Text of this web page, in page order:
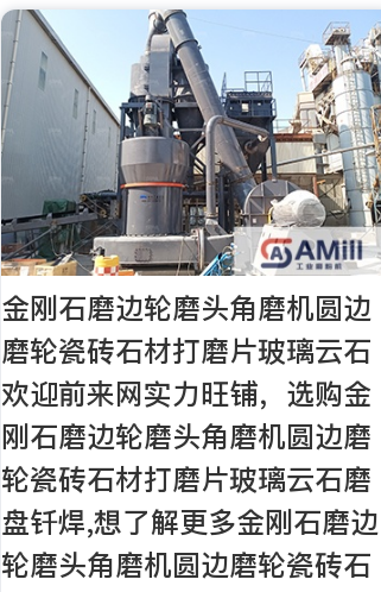
金刚石磨边轮磨头角磨机圆边
磨轮瓷砖石材打磨片玻璃云石
欢迎前来网实力旺铺，选购金
刚石磨边轮磨头角磨机圆边磨
轮瓷砖石材打磨片玻璃云石磨
盘钎焊,想了解更多金刚石磨边
轮磨头角磨机圆边磨轮瓷砖石